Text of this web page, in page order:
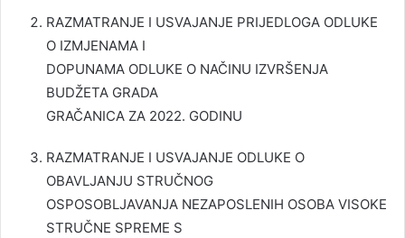
RAZMATRANJE I USVAJANJE PRIJEDLOGA ODLUKE
O IZMJENAMA I
DOPUNAMA ODLUKE O NAČINU IZVRŠENJA
BUDŽETA GRADA
GRAČANICA ZA 2022. GODINU
RAZMATRANJE I USVAJANJE ODLUKE O
OBAVLJANJU STRUČNOG
OSPOSOBLJAVANJA NEZAPOSLENIH OSOBA VISOKE
STRUČNE SPREME S